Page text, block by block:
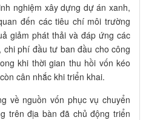
nghiệm xây dựng dự án xanh,
đến các tiêu chí môi trường
giảm phát thải và đáp ứng các
chi phí đầu tư ban đầu cho công
khi thời gian thu hồi vốn kéo
cân nhắc khi triển khai.
về nguồn vốn phục vụ chuyển
trên địa bàn đã chủ động triển